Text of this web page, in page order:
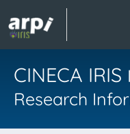
CINECA IRIS
Research